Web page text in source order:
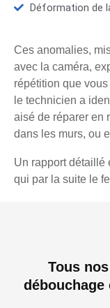
Déformation de
Ces anomalies,
avec la caméra,
répétition que
le technicien a
aisé de réparer en
dans les murs, ou
Un rapport détaillé
qui par la suite le
Tous
débouchage